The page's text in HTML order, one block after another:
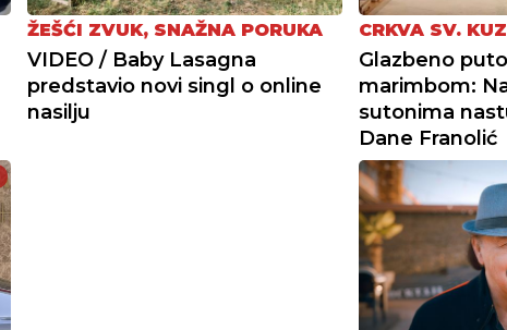
ŽEŠĆI ZVUK, SNAŽNA PORUKA
VIDEO / Baby Lasagna
predstavio novi singl o online
nasilju
CRKVA SV.
Glazbeno
marimbom:
sutonima
Dane Franolić